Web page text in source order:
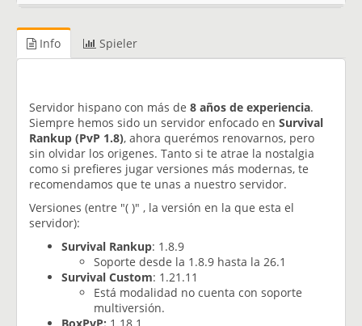
Info Spieler
Servidor hispano con más de 8 años de experiencia.
Siempre hemos sido un servidor enfocado en Survival
Rankup (PvP 1.8), ahora querémos renovarnos, pero
sin olvidar los origenes. Tanto si te atrae la nostalgia
como si prefieres jugar versiones más modernas, te
recomendamos que te unas a nuestro servidor.
Versiones (entre "( )" , la versión en la que esta el
servidor):
Survival Rankup: 1.8.9
Soporte desde la 1.8.9 hasta la 26.1
Survival Custom: 1.21.11
Está modalidad no cuenta con soporte
multiversión.
BoxPvP: 1.18.1